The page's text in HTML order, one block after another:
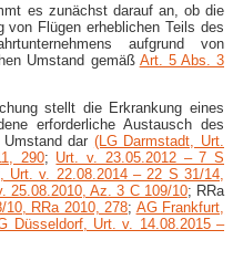
es zunächst darauf an, ob die
von Flügen erheblichen Teils des
aufgrund von
Umstand gemäß Art. 5 Abs. 3
stellt die Erkrankung eines
erforderliche Austausch des
dar (LG Darmstadt, Urt.
290; Urt. v. 23.05.2012 – 7 S
Urt. v. 22.08.2014 – 22 S 31/14,
25.08.2010, Az. 3 C 109/10; RRa
10, RRa 2010, 278; AG Frankfurt,
Düsseldorf, Urt. v. 14.08.2015 –